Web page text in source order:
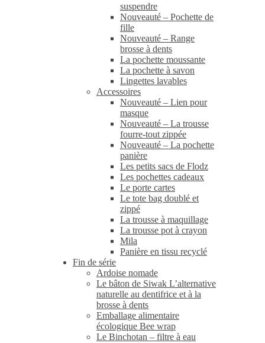
suspendre
Nouveauté – Pochette de
fille
Nouveauté – Range
brosse à dents
La pochette moussante
La pochette à savon
Lingettes lavables
Accessoires
Nouveauté – Lien pour
masque
Nouveauté – La trousse
fourre-tout zippée
Nouveauté – La pochette
panière
Les petits sacs de Flodz
Les pochettes cadeaux
Le porte cartes
Le tote bag doublé et
zippé
La trousse à maquillage
La trousse pot à crayon
Mila
Panière en tissu recyclé
Fin de série
Ardoise nomade
Le bâton de Siwak L’alternative
naturelle au dentifrice et à la
brosse à dents
Emballage alimentaire
écologique Bee wrap
Le Binchotan – filtre à eau